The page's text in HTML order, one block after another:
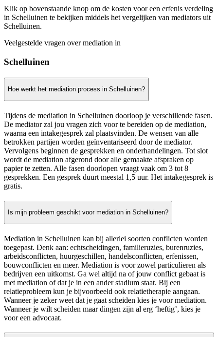
Klik op bovenstaande knop om de kosten voor een erfenis verdeling
in Schelluinen te bekijken middels het vergelijken van mediators uit
Schelluinen.
Veelgestelde vragen over mediation in
Schelluinen
Hoe werkt het mediation process in Schelluinen?
Tijdens de mediation in Schelluinen doorloop je verschillende fasen.
De mediator zal jou vragen zich voor te bereiden op de mediation,
waarna een intakegesprek zal plaatsvinden. De wensen van alle
betrokken partijen worden geïnventariseerd door de mediator.
Vervolgens beginnen de gesprekken en onderhandelingen. Tot slot
wordt de mediation afgerond door alle gemaakte afspraken op
papier te zetten. Alle fasen doorlopen vraagt vaak om 3 tot 8
gesprekken. Een gesprek duurt meestal 1,5 uur. Het intakegesprek is
gratis.
Is mijn probleem geschikt voor mediation in Schelluinen?
Mediation in Schelluinen kan bij allerlei soorten conflicten worden
toegepast. Denk aan: echtscheidingen, familieruzies, burenruzies,
arbeidsconflicten, huurgeschillen, handelsconflicten, erfenissen,
bouwconflicten en meer. Mediation is voor zowel particulieren als
bedrijven een uitkomst. Ga wel altijd na of jouw conflict gebaat is
met mediation of dat je in een ander stadium staat. Bij een
relatieprobleem kun je bijvoorbeeld ook relatietherapie aangaan.
Wanneer je zeker weet dat je gaat scheiden kies je voor mediation.
Wanneer je wilt scheiden maar dingen zijn al erg ‘heftig’, kies je
voor een advocaat.